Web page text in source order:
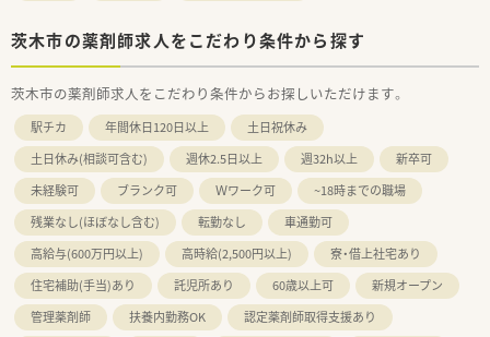
茨木市の薬剤師求人をこだわり条件から探す
茨木市の薬剤師求人をこだわり条件からお探しいただけます。
駅チカ 年間休日120日以上
土日祝休み
土日休み(相談可含む)
週休2.5日以上 週32h以上
新卒可
未経験可
ブランク可 Ｗワーク可
~18時までの職場
残業なし(ほぼなし含む)
転勤なし
車通勤可
高給与(600万円以上)
高時給(2,500円以上)
寮・借上社宅あり
住宅補助(手当)あり
託児所あり 60歳以上可
新規オープン
管理薬剤師
扶養内勤務OK
認定薬剤師取得支援あり